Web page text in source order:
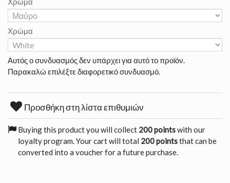
Χρώμα
Αυτός ο συνδυασμός δεν υπάρχει για αυτό το προϊόν.
Παρακαλώ επιλέξτε διαφορετικό συνδυασμό.
Προσθήκη στη λίστα επιθυμιών
Buying this product you will collect 200 pointswith our
loyalty program. Your cart will total 200 pointsthat can be
converted into a voucher for a future purchase.